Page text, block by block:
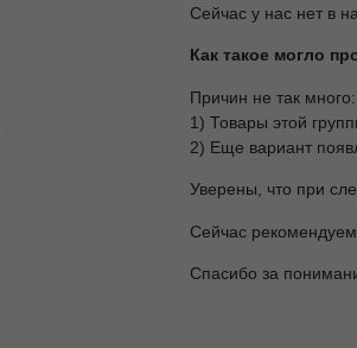
Сейчас у нас нет в
Как такое могло
Причин не так много:
1) Товары этой
2) Еще вариант
Уверены, что при
Сейчас
Спасибо за